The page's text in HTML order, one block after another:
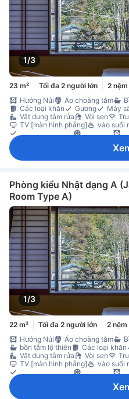
1/3
23 m² Tối đa 2 người lớn
2
Hướng Núi
Áo choàng tắm
Các loại khăn
Gương Máy
Vật dụng tắm rửa
Vòi sen
TV [màn hình phẳng]
vào suối
Dép đi trong nhà
Điều hòa
Giá treo quần áo
Phòng kiểu Nhật dạng A
Room Type A)
1/3
22 m² Tối đa 2 người lớn
2
Hướng Núi
Áo choàng tắm
bồn tắm lộ thiên
Các loại khăn
Vật dụng tắm rửa
Vòi sen
TV [màn hình phẳng]
vào suối
Dép đi trong nhà
Điều hòa
Không gian làm việc cho máy tính